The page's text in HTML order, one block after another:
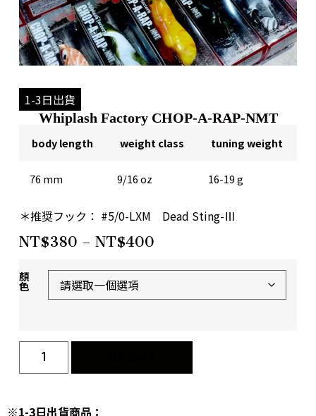
1-3日出貨
Whiplash Factory CHOP-A-RAP-NMT
body length weight class tuning weight
76 mm 9/16 oz 16-19 g
＊推奨フック： #5/0-LXM Dead Sting-Ⅲ
NT$380 – NT$400
顏
色
※1-3日出貨商品：